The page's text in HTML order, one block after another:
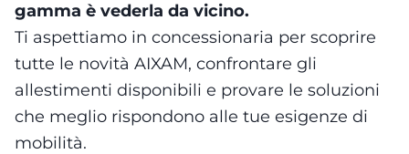
gamma è vederla da vicino.
Ti aspettiamo in concessionaria per scoprire
tutte le novità AIXAM, confrontare gli
allestimenti disponibili e provare le soluzioni
che meglio rispondono alle tue esigenze di
mobilità.